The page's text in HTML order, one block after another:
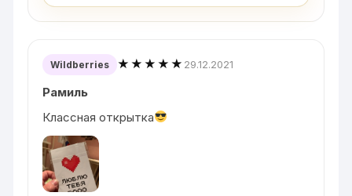
Wildberries ★★★★★ 29.12.2021
Рамиль
Классная открытка